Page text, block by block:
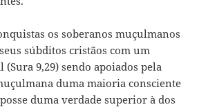
os soberanos muçulmanos
súbditos cristãos com um
(Sura 9,29) sendo apoiados pela
duma maioria consciente
duma verdade superior à dos